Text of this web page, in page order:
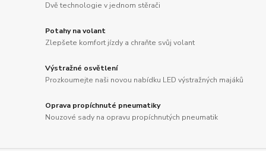
Dvě technologie v jednom stěrači
Potahy na volant
Zlepšete komfort jízdy a chraňte svůj volant
Výstražné osvětlení
Prozkoumejte naši novou nabídku LED výstražných majáků
Oprava propíchnuté pneumatiky
Nouzové sady na opravu propíchnutých pneumatik